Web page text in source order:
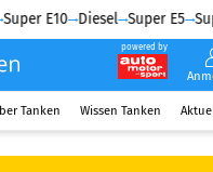
Super E10 Diesel Super E5
powered by
Tanken Wissen Tanken